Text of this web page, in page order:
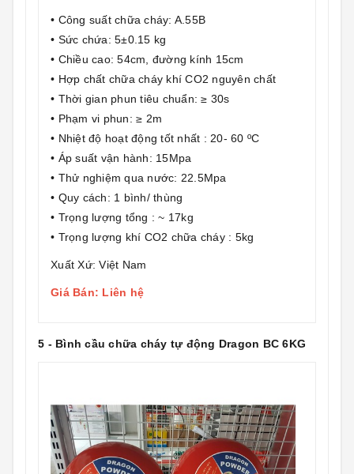
• Công suất chữa cháy: A.55B
• Sức chứa: 5±0.15 kg
• Chiều cao: 54cm, đường kính 15cm
• Hợp chất chữa cháy khí CO2 nguyên chất
• Thời gian phun tiêu chuẩn: ≥ 30s
• Phạm vi phun: ≥ 2m
• Nhiệt độ hoạt động tốt nhất : 20- 60 ºC
• Áp suất vận hành: 15Mpa
• Thử nghiệm qua nước: 22.5Mpa
• Quy cách: 1 bình/ thùng
• Trọng lượng tổng : ~ 17kg
• Trọng lượng khí CO2 chữa cháy : 5kg
Xuất Xứ: Việt Nam
Giá Bán: Liên hệ
5 - Bình cầu chữa cháy tự động Dragon BC 6KG